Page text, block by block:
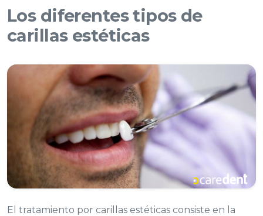
Los diferentes tipos de
carillas estéticas
El tratamiento por carillas estéticas consiste en la